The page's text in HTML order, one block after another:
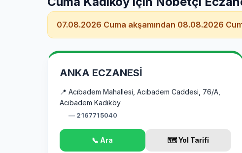
07.08.2026 Cuma akşamından 08.08.2026
ANKA ECZANESİ
📍 Acıbadem Mahallesi, Acıbadem Caddesi, 76/A,
Acıbadem Kadıköy
— 2167715040
📞 Ara 🗺️ Yol Tarifi